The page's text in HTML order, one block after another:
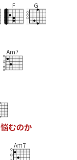
F G
Am7
悩むのか
Am7